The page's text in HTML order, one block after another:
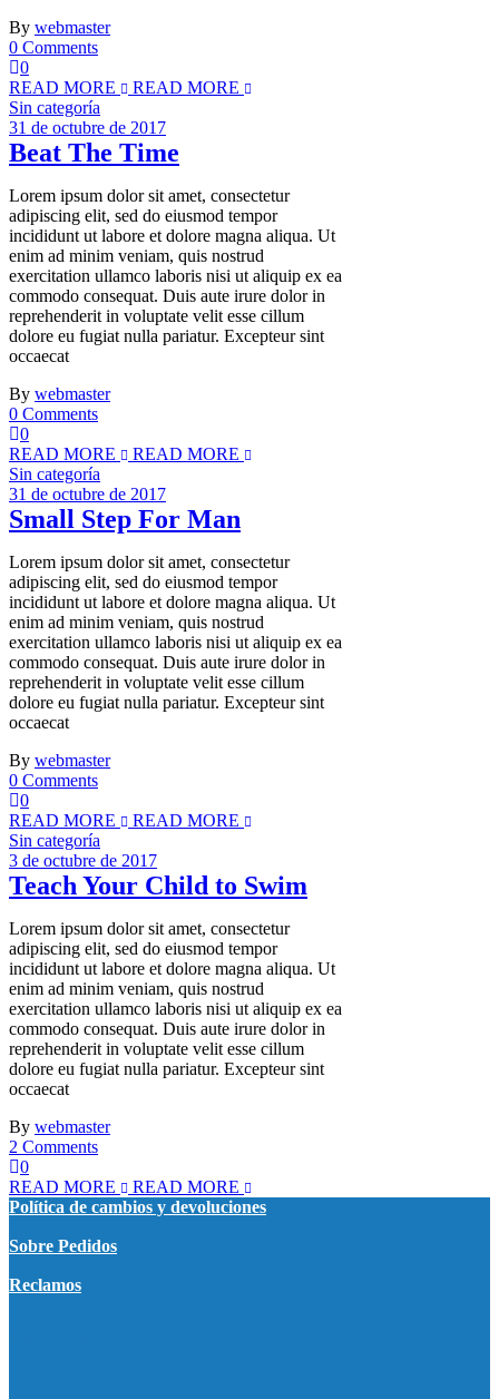
By webmaster
0 Comments
0
READ MORE
READ MORE
Sin categoría
31 de octubre de 2017
Beat The Time
Lorem ipsum dolor sit amet, consectetur
adipiscing elit, sed do eiusmod tempor
incididunt ut labore et dolore magna aliqua. Ut
enim ad minim veniam, quis nostrud
exercitation ullamco laboris nisi ut aliquip ex ea
commodo consequat. Duis aute irure dolor in
reprehenderit in voluptate velit esse cillum
dolore eu fugiat nulla pariatur. Excepteur sint
occaecat
By webmaster
0 Comments
0
READ MORE
READ MORE
Sin categoría
31 de octubre de 2017
Small Step For Man
Lorem ipsum dolor sit amet, consectetur
adipiscing elit, sed do eiusmod tempor
incididunt ut labore et dolore magna aliqua. Ut
enim ad minim veniam, quis nostrud
exercitation ullamco laboris nisi ut aliquip ex ea
commodo consequat. Duis aute irure dolor in
reprehenderit in voluptate velit esse cillum
dolore eu fugiat nulla pariatur. Excepteur sint
occaecat
By webmaster
0 Comments
0
READ MORE
READ MORE
Sin categoría
3 de octubre de 2017
Teach Your Child to Swim
Lorem ipsum dolor sit amet, consectetur
adipiscing elit, sed do eiusmod tempor
incididunt ut labore et dolore magna aliqua. Ut
enim ad minim veniam, quis nostrud
exercitation ullamco laboris nisi ut aliquip ex ea
commodo consequat. Duis aute irure dolor in
reprehenderit in voluptate velit esse cillum
dolore eu fugiat nulla pariatur. Excepteur sint
occaecat
By webmaster
2 Comments
0
READ MORE
READ MORE
Política de cambios y devoluciones
Sobre Pedidos
Reclamos